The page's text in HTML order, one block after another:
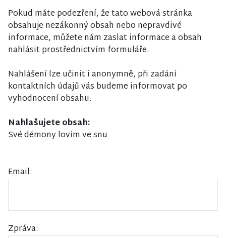
Pokud máte podezření, že tato webová stránka
obsahuje nezákonný obsah nebo nepravdivé
informace, můžete nám zaslat informace a obsah
nahlásit prostřednictvím formuláře.
Nahlášení lze učinit i anonymně, při zadání
kontaktních údajů vás budeme informovat po
vyhodnocení obsahu.
Nahlašujete obsah:
Své démony lovím ve snu
Email:
Zpráva: